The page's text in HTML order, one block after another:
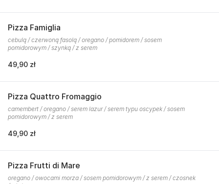
Pizza Famiglia
cebulą / czerwoną fasolą / oregano / pomidorem / sosem
pomidorowym / szynką / z serem
49,90 zł
Pizza Quattro Fromaggio
camembert / oregano / serem lazur / serem typu oscypek / sosem
pomidorowym / z serem
49,90 zł
Pizza Frutti di Mare
oregano / owocami morza / sosem pomidorowym / z serem / czosnek